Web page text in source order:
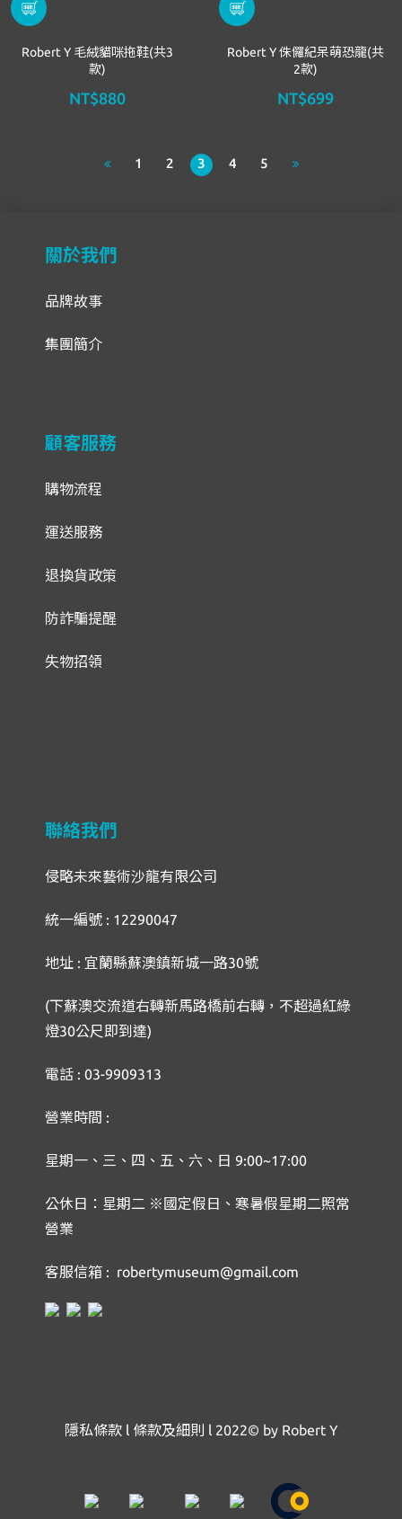
Robert Y 毛絨貓咪拖鞋(共3
款)
NT$880
Robert Y 侏儸紀呆萌恐龍(共
2款)
NT$699
1 2 3 4 5
關於我們
品牌故事
集團簡介
顧客服務
購物流程
運送服務
退換貨政策
防詐騙提醒
失物招領
聯絡我們
侵略未來藝術沙龍有限公司
統一編號 : 12290047
地址 : 宜蘭縣蘇澳鎮新城一路30號
(下蘇澳交流道右轉新馬路橋前右轉，不超過紅綠
燈30公尺即到達)
電話 : 03-9909313
營業時間 :
星期一、三、四、五、六、日 9:00~17:00
公休日：星期二 ※國定假日、寒暑假星期二照常
營業
客服信箱 : robertymuseum@gmail.com
隱私條款l 條款及細則 l 2022© by Robert Y